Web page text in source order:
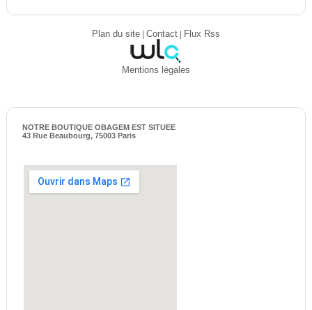
Plan du site| Contact| Flux Rss
Mentions légales
NOTRE BOUTIQUE OBAGEM EST SITUEE
43 Rue Beaubourg, 75003 Paris